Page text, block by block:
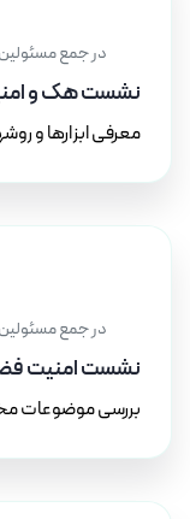
در جمع
نشست هک و
معرفی ابزارها و
در جمع
نشست امنیت
بررسی موضوعات